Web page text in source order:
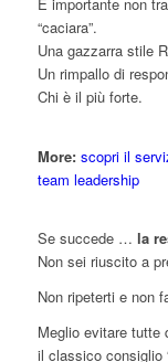
È importante non
“caciara”.
Una gazzarra stile
Un rimpallo di
Chi è il più forte.
More:scopri il
team leadership
Se succede … la
Non sei riuscito a
Non ripeterti e non
Meglio evitare tutte
il classico consiglio